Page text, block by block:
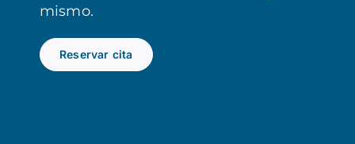
mismo.
Reservar cita